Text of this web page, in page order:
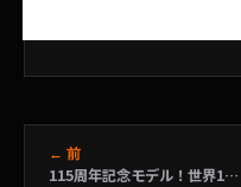
← 前
115周年記念モデル！世界1800台のうち322番目の車両～2018 FLHX ストリートグライド～